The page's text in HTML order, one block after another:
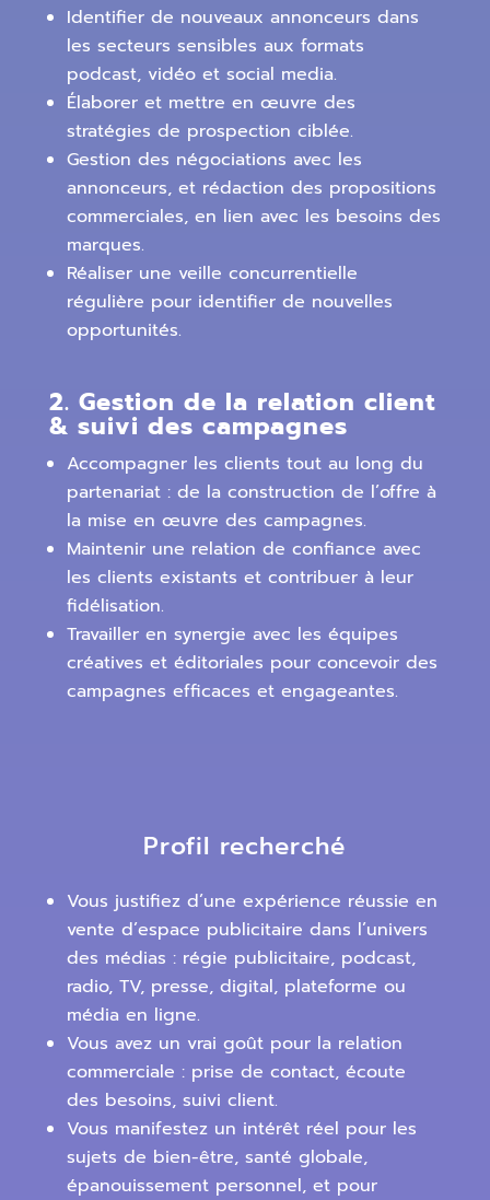
Identifier de nouveaux annonceurs dans
les secteurs sensibles aux formats
podcast, vidéo et social media.
Élaborer et mettre en œuvre des
stratégies de prospection ciblée.
Gestion des négociations avec les
annonceurs, et rédaction des propositions
commerciales, en lien avec les besoins des
marques.
Réaliser une veille concurrentielle
régulière pour identifier de nouvelles
opportunités.
2. Gestion de la relation client
& suivi des campagnes
Accompagner les clients tout au long du
partenariat : de la construction de l’offre à
la mise en œuvre des campagnes.
Maintenir une relation de confiance avec
les clients existants et contribuer à leur
fidélisation.
Travailler en synergie avec les équipes
créatives et éditoriales pour concevoir des
campagnes efficaces et engageantes.
Profil recherché
Vous justifiez d’une expérience réussie en
vente d’espace publicitaire dans l’univers
des médias : régie publicitaire, podcast,
radio, TV, presse, digital, plateforme ou
média en ligne.
Vous avez un vrai goût pour la relation
commerciale : prise de contact, écoute
des besoins, suivi client.
Vous manifestez un intérêt réel pour les
sujets de bien-être, santé globale,
épanouissement personnel, et pour